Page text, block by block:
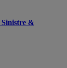
Sinistre &